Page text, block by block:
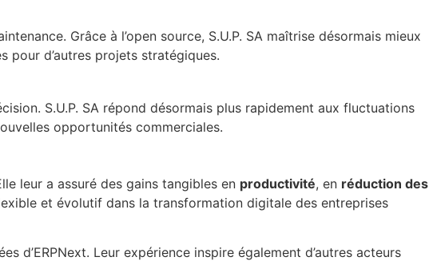
Grâce à l’open source, S.U.P. SA maîtrise désormais mieux
pour d’autres projets stratégiques.
S.U.P. SA répond désormais plus rapidement aux fluctuations
opportunités commerciales.
leur a assuré des gains tangibles en productivité, en réduction des
et évolutif dans la transformation digitale des entreprises
d’ERPNext. Leur expérience inspire également d’autres acteurs